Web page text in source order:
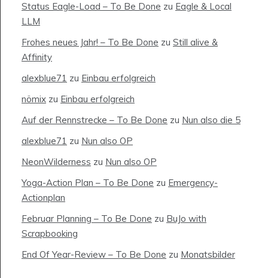
Status Eagle-Load – To Be Done zu Eagle & Local
LLM
Frohes neues Jahr! – To Be Done zu Still alive &
Affinity
alexblue71 zu Einbau erfolgreich
nömix zu Einbau erfolgreich
Auf der Rennstrecke – To Be Done zu Nun also die 5
alexblue71 zu Nun also OP
NeonWilderness zu Nun also OP
Yoga-Action Plan – To Be Done zu Emergency-
Actionplan
Februar Planning – To Be Done zu BuJo with
Scrapbooking
End Of Year-Review – To Be Done zu Monatsbilder